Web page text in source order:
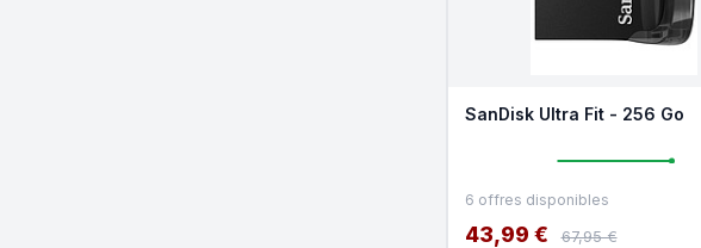
SanDisk Ultra Fit - 256 Go
6 offres disponibles
43,99 € 67,95 €